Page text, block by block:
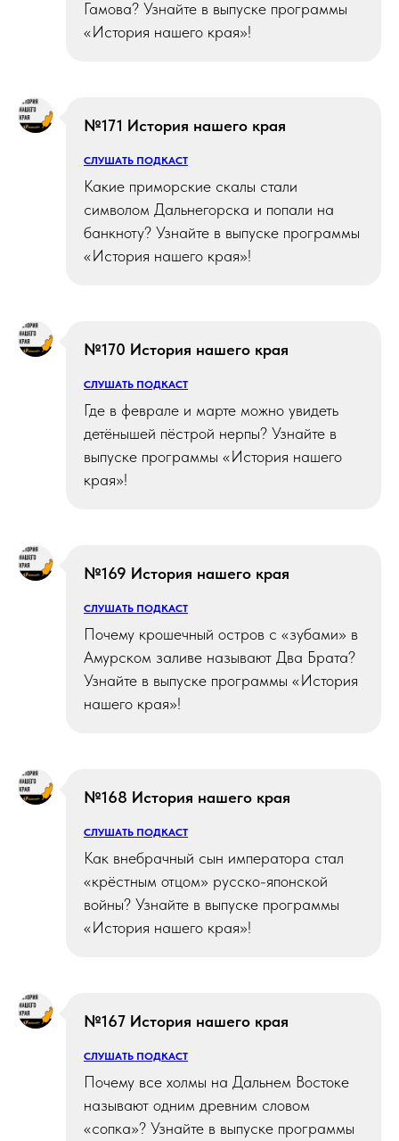
Гамова? Узнайте в выпуске программы
«История нашего края»!
№171 История нашего края
СЛУШАТЬ ПОДКАСТ
Какие приморские скалы стали
символом Дальнегорска и попали на
банкноту? Узнайте в выпуске программы
«История нашего края»!
№170 История нашего края
СЛУШАТЬ ПОДКАСТ
Где в феврале и марте можно увидеть
детёнышей пёстрой нерпы? Узнайте в
выпуске программы «История нашего
края»!
№169 История нашего края
СЛУШАТЬ ПОДКАСТ
Почему крошечный остров с «зубами» в
Амурском заливе называют Два Брата?
Узнайте в выпуске программы «История
нашего края»!
№168 История нашего края
СЛУШАТЬ ПОДКАСТ
Как внебрачный сын императора стал
«крёстным отцом» русско-японской
войны? Узнайте в выпуске программы
«История нашего края»!
№167 История нашего края
СЛУШАТЬ ПОДКАСТ
Почему все холмы на Дальнем Востоке
называют одним древним словом
«сопка»? Узнайте в выпуске программы